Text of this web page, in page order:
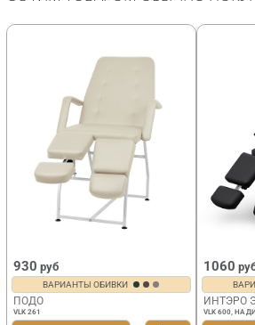
930 руб
ВАРИАНТЫ ОБИВКИ
ПОДО
VLK 261
1060
ИНТЭРО
VLK 600, НА